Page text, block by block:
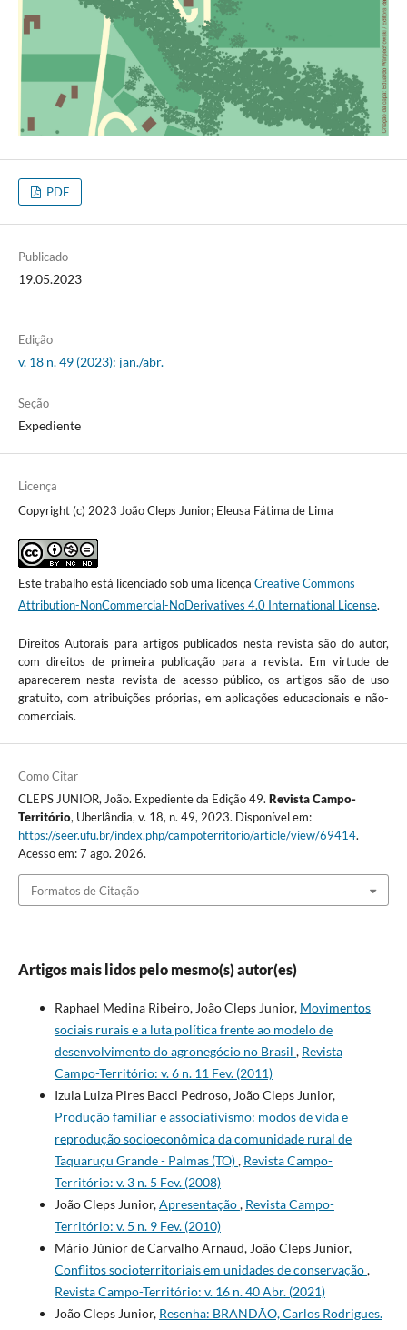
PDF
Publicado
19.05.2023
Edição
v. 18 n. 49 (2023): jan./abr.
Seção
Expediente
Licença
Copyright (c) 2023 João Cleps Junior; Eleusa Fátima de Lima
Este trabalho está licenciado sob uma licença Creative Commons
Attribution-NonCommercial-NoDerivatives 4.0 International License.
Direitos Autorais para artigos publicados nesta revista são do autor,
com direitos de primeira publicação para a revista. Em virtude de
aparecerem nesta revista de acesso público, os artigos são de uso
gratuito, com atribuições próprias, em aplicações educacionais e não-
comerciais.
Como Citar
CLEPS JUNIOR, João. Expediente da Edição 49. Revista Campo-
Território, Uberlândia, v. 18, n. 49, 2023. Disponível em:
https://seer.ufu.br/index.php/campoterritorio/article/view/69414.
Acesso em: 7 ago. 2026.
Formatos de Citação
Artigos mais lidos pelo mesmo(s) autor(es)
Raphael Medina Ribeiro, João Cleps Junior, Movimentos
sociais rurais e a luta política frente ao modelo de
desenvolvimento do agronegócio no Brasil , Revista
Campo-Território: v. 6 n. 11 Fev. (2011)
Izula Luiza Pires Bacci Pedroso, João Cleps Junior,
Produção familiar e associativismo: modos de vida e
reprodução socioeconômica da comunidade rural de
Taquaruçu Grande - Palmas (TO), Revista Campo-
Território: v. 3 n. 5 Fev. (2008)
João Cleps Junior,Apresentação, Revista Campo-
Território: v. 5 n. 9 Fev. (2010)
Mário Júnior de Carvalho Arnaud, João Cleps Junior,
Conflitos socioterritoriais em unidades de conservação,
Revista Campo-Território: v. 16 n. 40 Abr. (2021)
João Cleps Junior, Resenha: BRANDÃO, Carlos Rodrigues.